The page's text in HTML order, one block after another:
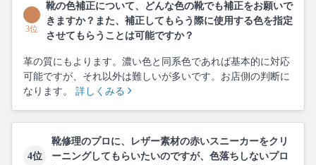
3位
靴の色補正について、どんな色の靴でも補正をお願いで
きますか？また、補正してもらう際に使用する色を指定
させてもらうことは可能ですか？
革の質にもよります。濃い色と同系色であれば基本的に対応
可能ですが、それ以外は難しいが多いです。お店側の判断に
なります。 詳しくみる
4位
靴修理のプロに、レザー素材の赤いスニーカーをクリ
ーニングしてもらいたいのですが、色落ちしないプロ